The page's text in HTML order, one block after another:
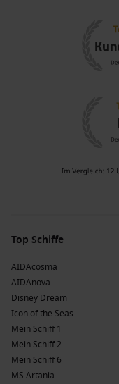
AIDA
Kinder unter 2
Zu bestimmten
von 2 bis 15
zu günstigen
mit
Four Elements
Mini Club
, Kinder
Clubund Teens auf
Für die
neusten Schiffen
TUI Cruises:
Top Schiffe
AIDAcosma
AIDAnova
Disney Dream
Icon of the Seas
Mein Schiff 1
Mein Schiff 2
Mein Schiff 6
MS Artania